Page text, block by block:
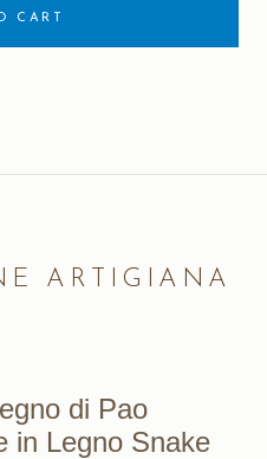
CART
ARTIGIANA
di Pao
in Legno Snake